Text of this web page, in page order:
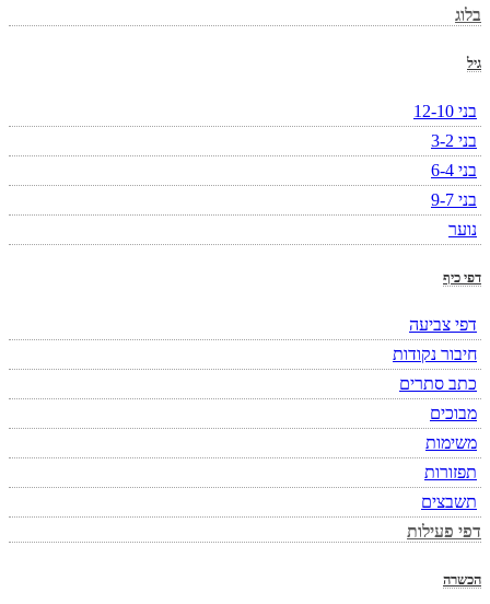
בלוג
גיל
בני 12-10
בני 3-2
בני 6-4
בני 9-7
נוער
דפי כיף
דפי צביעה
חיבור נקודות
כתב סתרים
מבוכים
משימות
תפזורות
תשבצים
דפי פעילות
הכשרה